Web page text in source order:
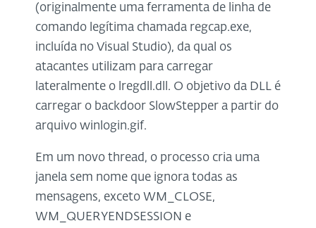
(originalmente uma ferramenta de linha de
comando legítima chamada regcap.exe,
incluída no Visual Studio), da qual os
atacantes utilizam para carregar
lateralmente o lregdll.dll. O objetivo da DLL é
carregar o backdoor SlowStepper a partir do
arquivo winlogin.gif.
Em um novo thread, o processo cria uma
janela sem nome que ignora todas as
mensagens, exceto WM_CLOSE,
WM_QUERYENDSESSION e